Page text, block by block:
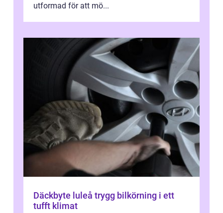
utformad för att mö...
Däckbyte luleå trygg bilkörning i ett
tufft klimat